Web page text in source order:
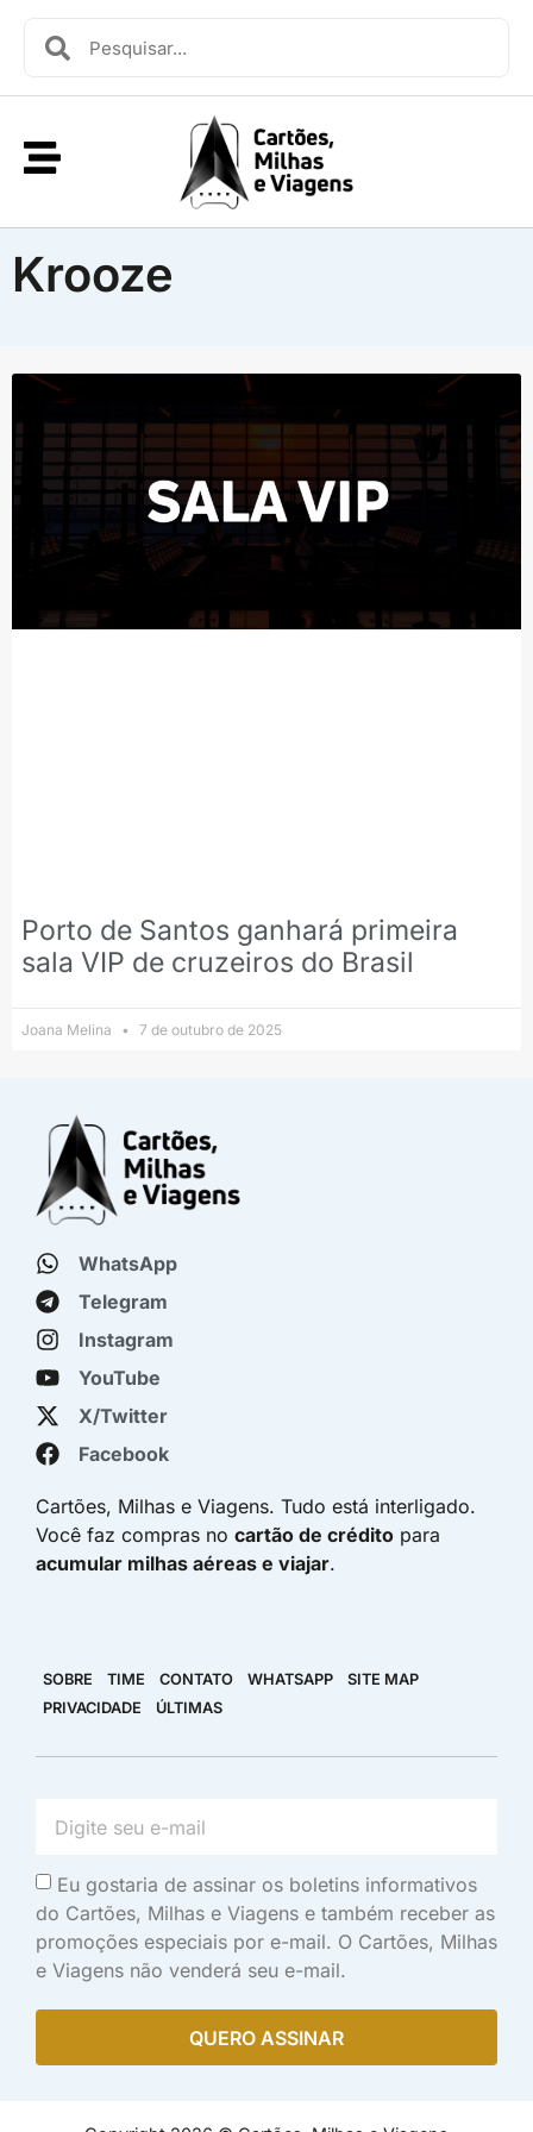
Krooze
Porto de Santos ganhará primeira
sala VIP de cruzeiros do Brasil
Joana Melina 7 de outubro de 2025
WhatsApp
Telegram
Instagram
YouTube
X/Twitter
Facebook
Cartões, Milhas e Viagens. Tudo está interligado.
Você faz compras no cartão de crédito para
acumular milhas aéreas e viajar.
SOBRE TIME CONTATO WHATSAPP
SITE MAP
PRIVACIDADE
ÚLTIMAS
Eu gostaria de assinar os boletins informativos
do Cartões, Milhas e Viagens e também receber as
promoções especiais por e-mail. O Cartões, Milhas
e Viagens não venderá seu e-mail.
QUERO ASSINAR